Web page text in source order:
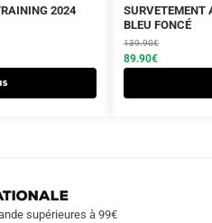
2024
SURVETEMENT
BLEU FONCÉ
139.90€
Le
prix
initial
était :
89.90€
Le
prix
actuel
est :
Ce
produit
a
plusieurs
variations.
supérieures à 99€